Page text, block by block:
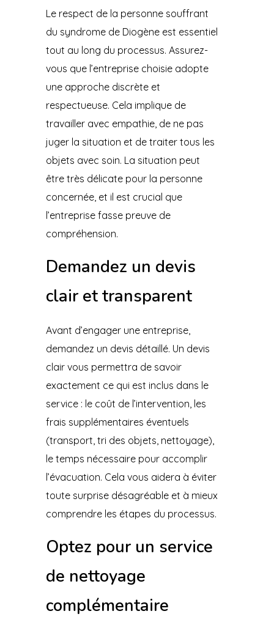
Le respect de la personne souffrant
du syndrome de Diogène est essentiel
tout au long du processus. Assurez-
vous que l’entreprise choisie adopte
une approche discrète et
respectueuse. Cela implique de
travailler avec empathie, de ne pas
juger la situation et de traiter tous les
objets avec soin. La situation peut
être très délicate pour la personne
concernée, et il est crucial que
l’entreprise fasse preuve de
compréhension.
Demandez un devis
clair et transparent
Avant d’engager une entreprise,
demandez un devis détaillé. Un devis
clair vous permettra de savoir
exactement ce qui est inclus dans le
service : le coût de l’intervention, les
frais supplémentaires éventuels
(transport, tri des objets, nettoyage),
le temps nécessaire pour accomplir
l’évacuation. Cela vous aidera à éviter
toute surprise désagréable et à mieux
comprendre les étapes du processus.
Optez pour un service
de nettoyage
complémentaire